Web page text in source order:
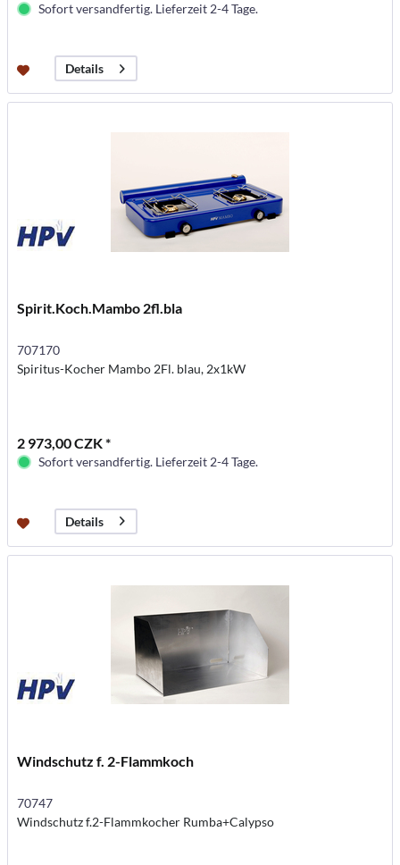
Sofort versandfertig. Lieferzeit 2-4 Tage.
Details
Spirit.Koch.Mambo 2fl.bla
707170
Spiritus-Kocher Mambo 2Fl. blau, 2x1kW
2 973,00 CZK *
Sofort versandfertig. Lieferzeit 2-4 Tage.
Details
Windschutz f. 2-Flammkoch
70747
Windschutz f.2-Flammkocher Rumba+Calypso